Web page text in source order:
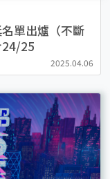
單出爐（不斷
24/25
2025.04.06